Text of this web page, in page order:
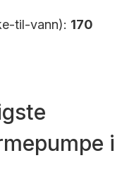
til-vann): 170
i